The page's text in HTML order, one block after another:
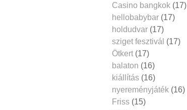
Casino bangkok (17)
hellobabybar (17)
holdudvar (17)
sziget fesztivál (17)
Ötkert (17)
balaton (16)
kiállítás (16)
nyereményjáték (16)
Friss (15)